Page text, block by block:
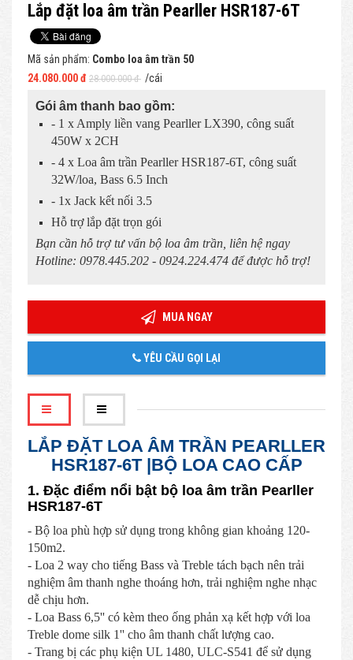
Lắp đặt loa âm trần Pearller HSR187-6T
Mã sản phẩm: Combo loa âm trần 50
24.080.000 đ 28.000.000 đ /cái
Gói âm thanh bao gồm:
- 1 x Amply liền vang Pearller LX390, công suất
450W x 2CH
- 4 x Loa âm trần Pearller HSR187-6T, công suất
32W/loa, Bass 6.5 Inch
- 1x Jack kết nối 3.5
Hỗ trợ lắp đặt trọn gói
Bạn cần hỗ trợ tư vấn bộ loa âm trần, liên hệ ngay
Hotline: 0978.445.202 - 0924.224.474 để được hỗ trợ!
MUA NGAY
YÊU CẦU GỌI LẠI
LẮP ĐẶT LOA ÂM TRẦN PEARLLER
HSR187-6T |BỘ LOA CAO CẤP
1. Đặc điểm nổi bật bộ loa âm trần Pearller
HSR187-6T
- Bộ loa phù hợp sử dụng trong không gian khoảng 120-
150m2.
- Loa 2 way cho tiếng Bass và Treble tách bạch nên trải
nghiệm âm thanh nghe thoáng hơn, trải nghiệm nghe nhạc
dễ chịu hơn.
- Loa Bass 6,5'' có kèm theo ống phản xạ kết hợp với loa
Treble dome silk 1'' cho âm thanh chất lượng cao.
- Trang bị các phụ kiện UL 1480, ULC-S541 để sử dụng